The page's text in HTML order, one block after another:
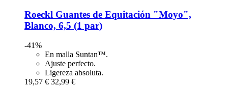
Roeckl Guantes de Equitación "Moyo",
Blanco, 6,5 (1 par)
-41%
En malla Suntan™.
Ajuste perfecto.
Ligereza absoluta.
19,57 € 32,99 €